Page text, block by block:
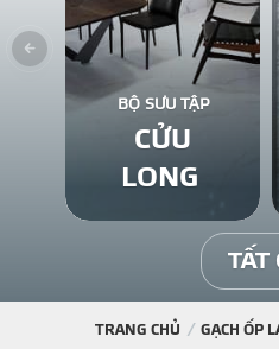
BỘ SƯU TẬP
CỬU
LONG
TẤT
TRANG CHỦ GẠCH ỐP